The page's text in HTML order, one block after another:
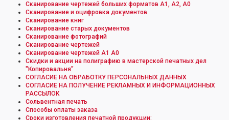
Сканирование чертежей больших форматов А1, А2, А0
Сканирование и оцифровка документов
Сканирование книг
Сканирование старых документов
Сканирование фотографий
Сканирование чертежей
Сканирование чертежей А1 А0
Скидки и акции на полиграфию в мастерской печатных дел
"Копировальня"
СОГЛАСИЕ НА ОБРАБОТКУ ПЕРСОНАЛЬНЫХ ДАННЫХ
СОГЛАСИЕ НА ПОЛУЧЕНИЕ РЕКЛАМНЫХ И ИНФОРМАЦИОННЫХ
РАССЫЛОК
Сольвентная печать
Способы оплаты заказа
Сроки изготовления печатной продукции: